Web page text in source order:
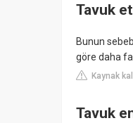
Tavuk
Bunun
göre daha
Kaynak
Tavuk